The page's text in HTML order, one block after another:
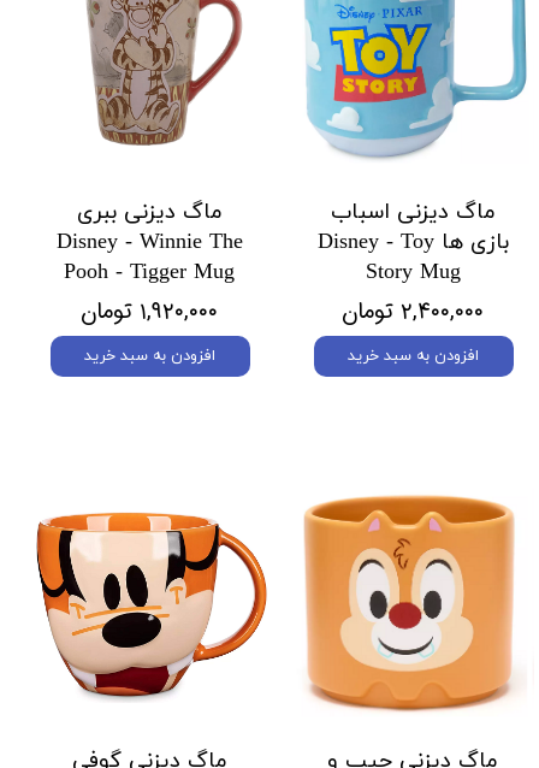
ماگ دیزنی اسباب
بازی ها Disney - Toy
Story Mug
۲,۴۰۰,۰۰۰ تومان
افزودن به سبد خرید
ماگ دیزنی ببری
Disney - Winnie The
Pooh - Tigger Mug
۱,۹۲۰,۰۰۰ تومان
افزودن به سبد خرید
ماگ دیزنی چیپ و
ماگ دیزنی گوفی